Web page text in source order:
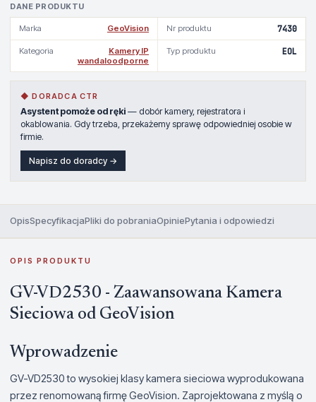
DANE PRODUKTU
Marka GeoVision Nr produktu 7430
Kategoria
Kamery IP
wandaloodporne
Typ produktu EOL
◆ DORADCA CTR
Asystent pomoże od ręki — dobór kamery, rejestratora i
okablowania. Gdy trzeba, przekażemy sprawę odpowiedniej osobie w
firmie.
Napisz do doradcy →
OpisSpecyfikacjaPliki do pobraniaOpiniePytania i odpowiedzi
OPIS PRODUKTU
GV-VD2530 - Zaawansowana Kamera
Sieciowa od GeoVision
Wprowadzenie
GV-VD2530 to wysokiej klasy kamera sieciowa wyprodukowana
przez renomowaną firmę GeoVision. Zaprojektowana z myślą o